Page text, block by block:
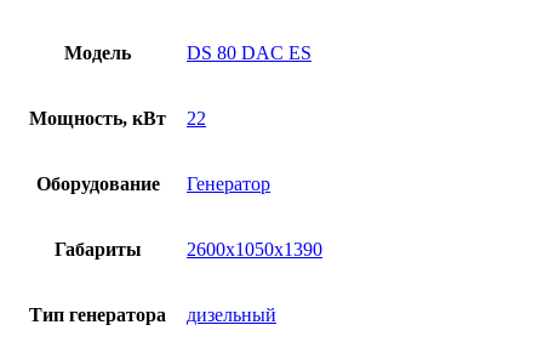
Модель DS 80 DAC ES
Мощность, кВт 22
Оборудование Генератор
Габариты 2600х1050х1390
Тип генератора дизельный